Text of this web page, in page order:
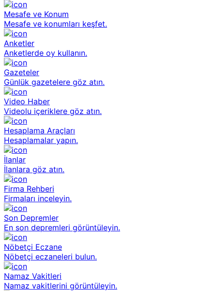
Mesafe ve Konum
Mesafe ve konumları keşfet.
Anketler
Anketlerde oy kullanın.
Gazeteler
Günlük gazetelere göz atın.
Video Haber
Videolu içeriklere göz atın.
Hesaplama Araçları
Hesaplamalar yapın.
İlanlar
İlanlara göz atın.
Firma Rehberi
Firmaları inceleyin.
Son Depremler
En son depremleri görüntüleyin.
Nöbetçi Eczane
Nöbetçi eczaneleri bulun.
Namaz Vakitleri
Namaz vakitlerini görüntüleyin.